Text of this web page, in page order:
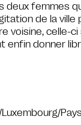
deux femmes
de la ville
voisine, celle-ci
enfin donner